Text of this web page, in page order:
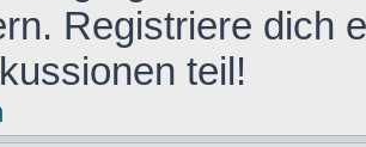
Registriere dich
teil!